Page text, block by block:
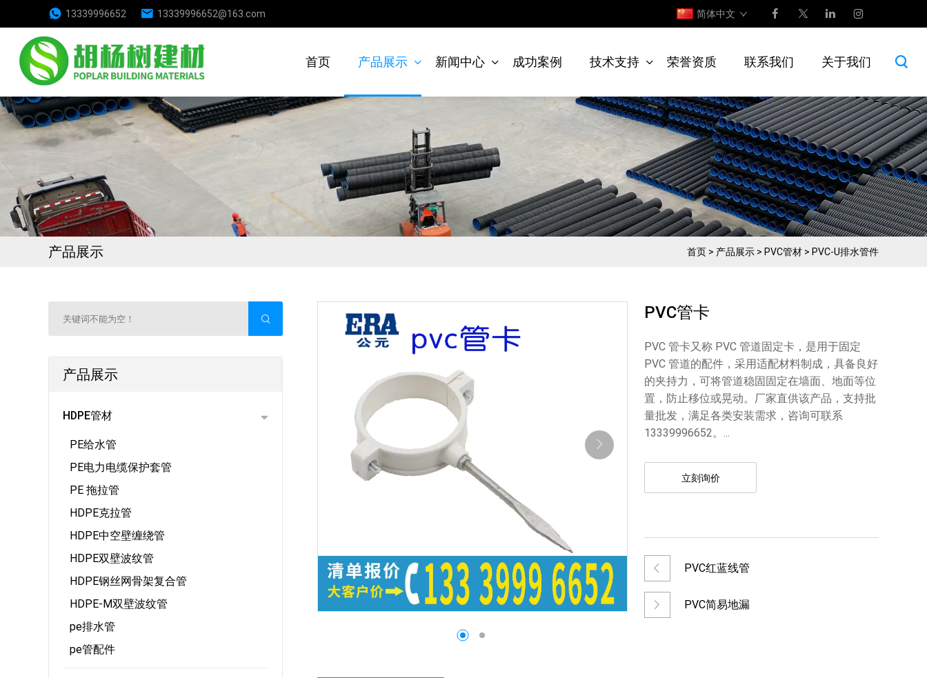
13339996652 13339996652@163.com 简体中文
首页 产品展示 新闻中心 成功案例 技术支持 荣誉资质 联系我们 关于我们
产品展示 首页 > 产品展示 > PVC管材 > PVC-U排水管件
产品展示
HDPE管材
PE给水管
PE电力电缆保护套管
PE 拖拉管
HDPE克拉管
HDPE中空壁缠绕管
HDPE双壁波纹管
HDPE钢丝网骨架复合管
HDPE-M双壁波纹管
pe排水管
pe管配件
PVC管卡
PVC 管卡又称 PVC 管道固定卡，是用于固定
PVC 管道的配件，采用适配材料制成，具备良好
的夹持力，可将管道稳固固定在墙面、地面等位
置，防止移位或晃动。厂家直供该产品，支持批
量批发，满足各类安装需求，咨询可联系
13339996652。...
立刻询价
PVC红蓝线管
PVC简易地漏